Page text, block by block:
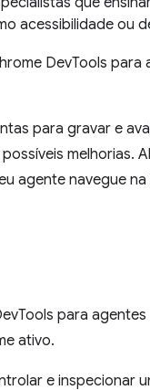
acessibilidade ou
DevTools
para gravar e
melhorias.
agente navegue
para
ativo.
e inspecionar